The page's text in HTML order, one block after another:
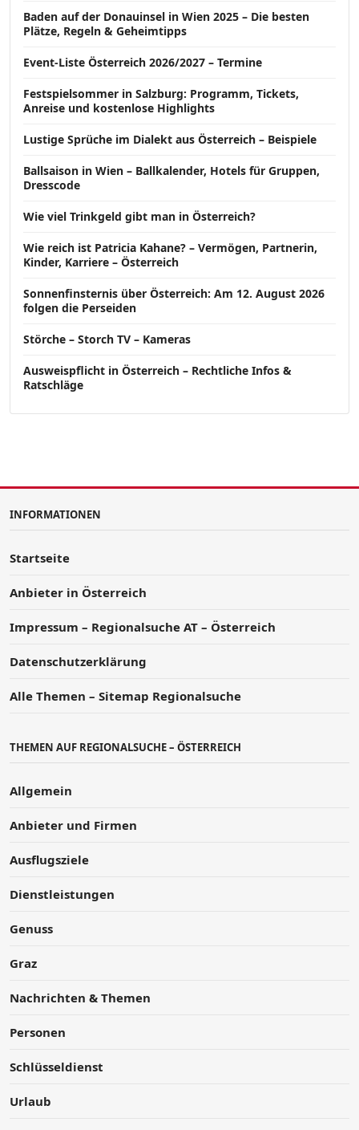
Baden auf der Donauinsel in Wien 2025 – Die besten
Plätze, Regeln & Geheimtipps
Event-Liste Österreich 2026/2027 – Termine
Festspielsommer in Salzburg: Programm, Tickets,
Anreise und kostenlose Highlights
Lustige Sprüche im Dialekt aus Österreich – Beispiele
Ballsaison in Wien – Ballkalender, Hotels für Gruppen,
Dresscode
Wie viel Trinkgeld gibt man in Österreich?
Wie reich ist Patricia Kahane? – Vermögen, Partnerin,
Kinder, Karriere – Österreich
Sonnenfinsternis über Österreich: Am 12. August 2026
folgen die Perseiden
Störche – Storch TV – Kameras
Ausweispflicht in Österreich – Rechtliche Infos &
Ratschläge
INFORMATIONEN
Startseite
Anbieter in Österreich
Impressum – Regionalsuche AT – Österreich
Datenschutzerklärung
Alle Themen – Sitemap Regionalsuche
THEMEN AUF REGIONALSUCHE – ÖSTERREICH
Allgemein
Anbieter und Firmen
Ausflugsziele
Dienstleistungen
Genuss
Graz
Nachrichten & Themen
Personen
Schlüsseldienst
Urlaub